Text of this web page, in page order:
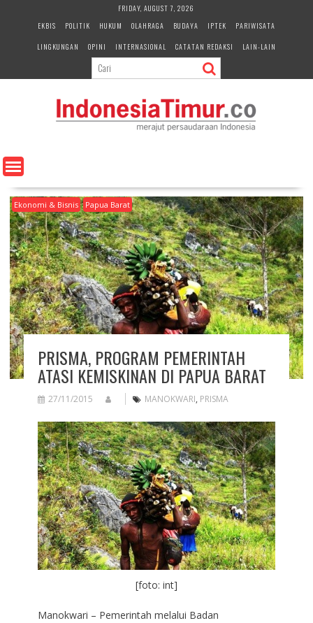
e
n
FRIDAY, AUGUST 7, 2026
EKBIS
POLITIK HUKUM OLAHRAGA BUDAYA IPTEK
PARIWISATA
LINGKUNGAN
OPINI INTERNASIONAL CATATAN REDAKSI LAIN-LAIN
Ekonomi & Bisnis Papua Barat
PRISMA, PROGRAM PEMERINTAH
ATASI KEMISKINAN DI PAPUA BARAT
27/11/2015 MANOKWARI, PRISMA
[foto: int]
Manokwari – Pemerintah melalui Badan